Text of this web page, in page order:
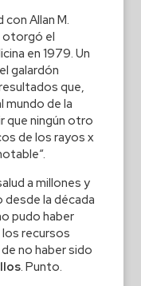
Allan M.
otorgó el
en 1979. Un
galardón
que,
mundo de la
que ningún otro
de los rayos x
a millones y
desde la década
pudo haber
recursos
no haber sido
. Punto.